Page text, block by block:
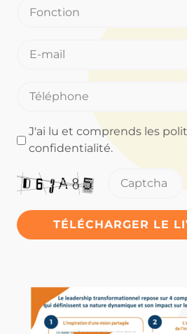
J'ai lu et comprends les
confidentialité.
TÉLÉCHARGER LE